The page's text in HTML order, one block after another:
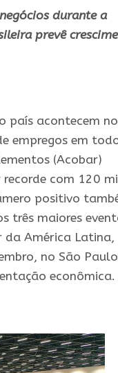
durante a
prevê
país acontecem
empregos em
(Acobar)
com 120
positivo
três maiores
da América Latina,
no São Paulo
econômica.